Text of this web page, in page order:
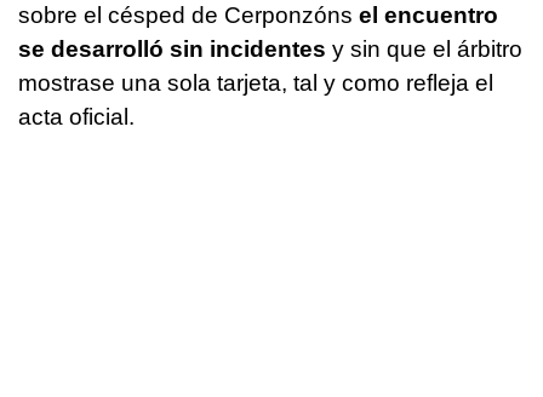
sobre el césped de Cerponzóns el encuentro
se desarrolló sin incidentes y sin que el árbitro
mostrase una sola tarjeta, tal y como refleja el
acta oficial.